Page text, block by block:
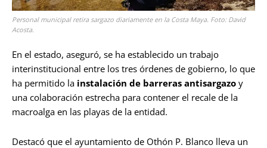
Personal municipal retira sargazo diariamente en la Costa Maya. Foto: David
Acosta.
En el estado, aseguró, se ha establecido un trabajo
interinstitucional entre los tres órdenes de gobierno, lo que
ha permitido la instalación de barreras antisargazo y
una colaboración estrecha para contener el recale de la
macroalga en las playas de la entidad.
Destacó que el ayuntamiento de Othón P. Blanco lleva un